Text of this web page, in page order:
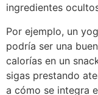
ingredientes
Por ejemplo, un
podría ser una
calorías en un
sigas prestando
a cómo se integra